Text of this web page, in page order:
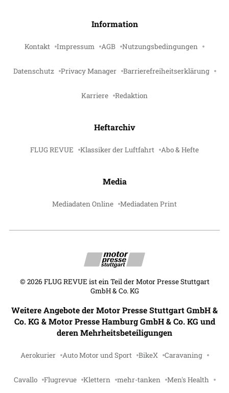
Information
Kontakt Impressum AGB Nutzungsbedingungen
Datenschutz Privacy Manager Barrierefreiheitserklärung
Karriere Redaktion
Heftarchiv
FLUG REVUE Klassiker der Luftfahrt Abo & Hefte
Media
Mediadaten Online Mediadaten Print
© 2026 FLUG REVUE ist ein Teil der Motor Presse Stuttgart
GmbH & Co. KG
Weitere Angebote der Motor Presse Stuttgart GmbH &
Co. KG & Motor Presse Hamburg GmbH & Co. KG und
deren Mehrheitsbeteiligungen
Aerokurier Auto Motor und Sport BikeX Caravaning
Cavallo Flugrevue Klettern mehr-tanken Men's Health